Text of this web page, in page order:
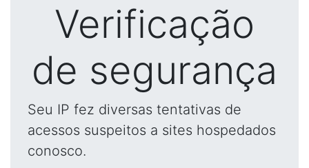
Verificação
de segurança
Seu IP fez diversas tentativas de
acessos suspeitos a sites hospedados
conosco.